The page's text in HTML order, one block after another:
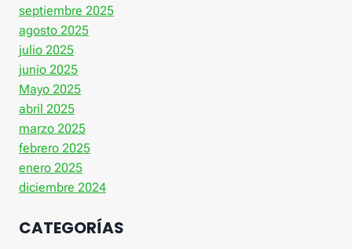
septiembre 2025
agosto 2025
julio 2025
junio 2025
Mayo 2025
abril 2025
marzo 2025
febrero 2025
enero 2025
diciembre 2024
CATEGORÍAS